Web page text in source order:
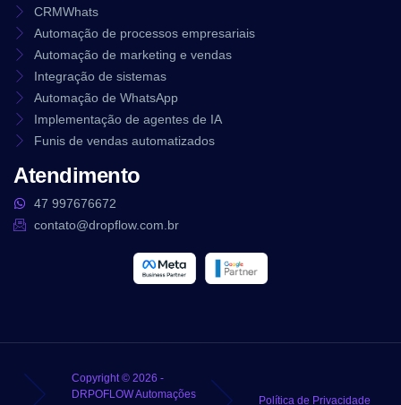
CRMWhats
Automação de processos empresariais
Automação de marketing e vendas
Integração de sistemas
Automação de WhatsApp
Implementação de agentes de IA
Funis de vendas automatizados
Atendimento
47 997676672
contato@dropflow.com.br
Copyright © 2026 -
DRPOFLOW Automações
Política de Privacidade